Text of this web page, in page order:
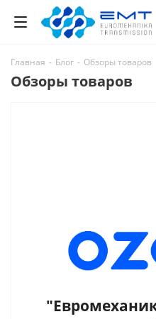
Главная - Блог - Обзоры товаров
Обзоры товаров